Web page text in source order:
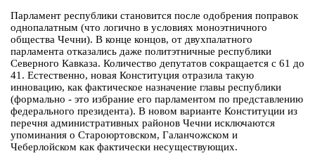
Парламент республики становится после одобрения поправок
однопалатным (что логично в условиях моноэтничного
общества Чечни). В конце концов, от двухпалатного
парламента отказались даже политэтничные республики
Северного Кавказа. Количество депутатов сокращается с 61 до
41. Естественно, новая Конституция отразила такую
инновацию, как фактическое назначение главы республики
(формально - это избрание его парламентом по представлению
федерального президента). В новом варианте Конституции из
перечня административных районов Чечни исключаются
упоминания о Староюртовском, Галанчожском и
Чеберлойском как фактически несуществующих.